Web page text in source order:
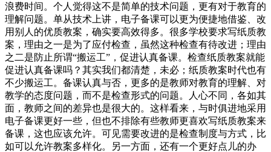
浪费时间。个人觉得这不是简单的技术问题，更有对于教育的
理解问题。单从技术上讲，电子备课可以更为便捷地借鉴、改
用别人的优质教案，确实要高效得多。很多学校要求写纸质教
案，理由之一是为了应付检查，虽然这种检查有待改进；理由
之二是防止所谓“搬运工”，促进认真备课。检查纸质教案就能
促进认真备课吗？其实我们都清楚，未必；纸质教案时代也有
不少搬运工。备课认真与否，更多的是教师对教育的理解、对
教学的态度问题，而不是检查形式的问题。人心不同，各如其
面，教师之间的差异也是很大的。这样看来，与时俱进地采用
电子备课更好一些，但也不排除有些教师更喜欢写纸质教案来
备课，这也应该允许。可见需要改进的是检查制度与方式，比
如可以允许教案多样化。另一方面，还有一个更好点儿的办